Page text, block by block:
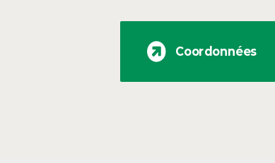
Coordonnées